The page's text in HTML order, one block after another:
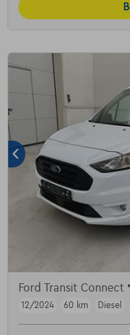
Ford Transit Connect
12/2024
60 km Diesel